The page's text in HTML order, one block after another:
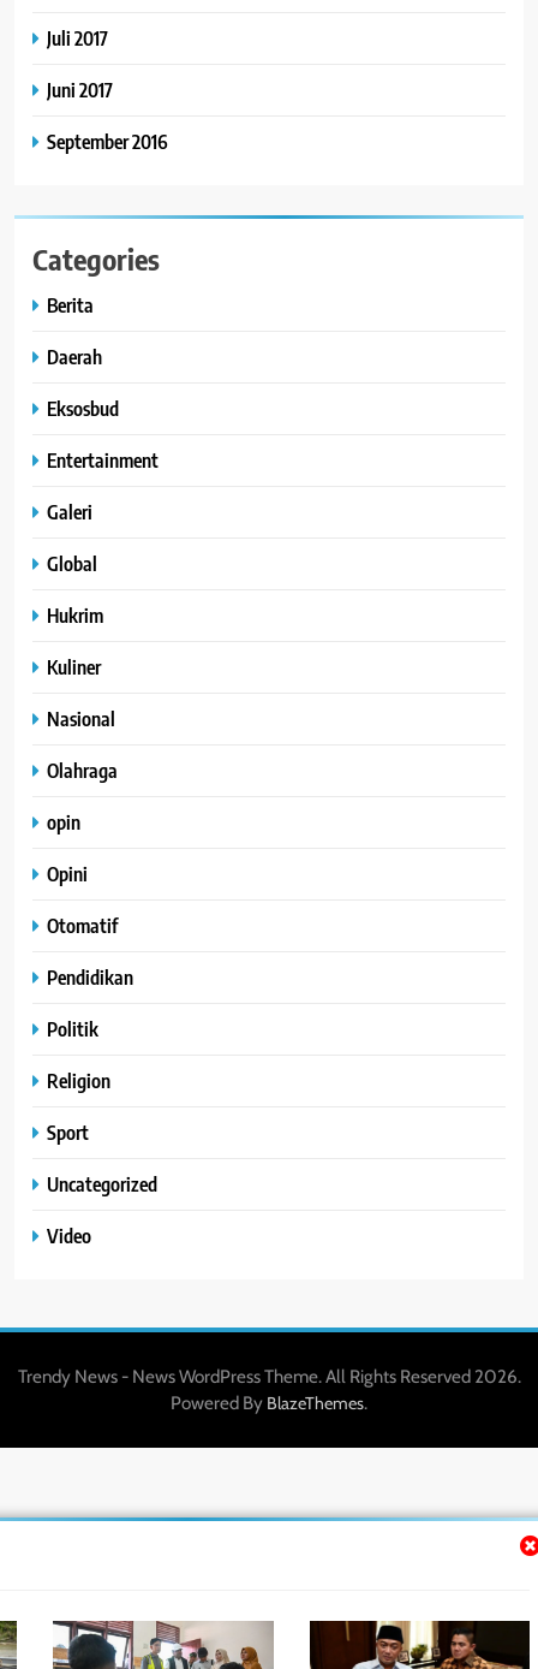
Juli 2017
Juni 2017
September 2016
Categories
Berita
Daerah
Eksosbud
Entertainment
Galeri
Global
Hukrim
Kuliner
Nasional
Olahraga
opin
Opini
Otomatif
Pendidikan
Politik
Religion
Sport
Uncategorized
Video
Trendy News - News WordPress Theme. All Rights Reserved 2026.
Powered By BlazeThemes.